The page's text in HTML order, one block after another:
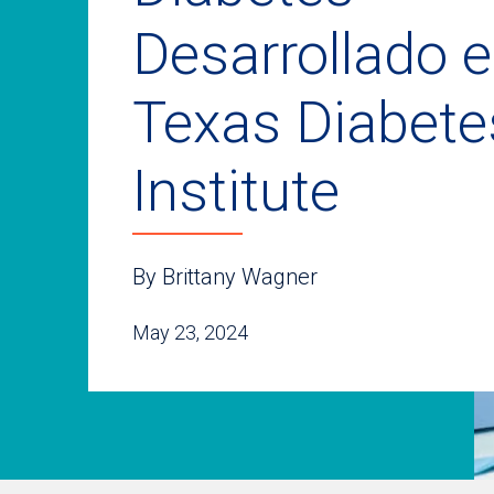
Desarrollado
Texas
Institute
By Brittany Wagner
May 23, 2024